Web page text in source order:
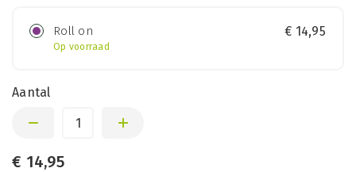
Roll on
Op voorraad
€ 14,95
Aantal
€ 14,95